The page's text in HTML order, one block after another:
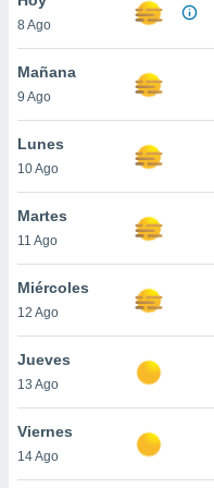
en
más
nuestra
de
cookies
aceptar
8 Ago
Mañana
9 Ago
Lunes
10 Ago
Martes
11 Ago
Miércoles
12 Ago
Jueves
13 Ago
Viernes
14 Ago